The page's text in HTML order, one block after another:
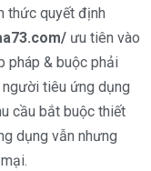
thức quyết định
ưu tiên vào
pháp & buộc phải
tiêu ứng dụng
cầu bắt buộc thiết
dụng vẫn nhưng